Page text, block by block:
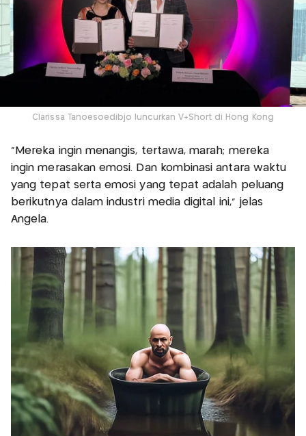
Clarissa Tanoesoedibjo luncurkan V+Short di Hong Kong
"Mereka ingin menangis, tertawa, marah; mereka
ingin merasakan emosi. Dan kombinasi antara waktu
yang tepat serta emosi yang tepat adalah peluang
berikutnya dalam industri media digital ini," jelas
Angela.